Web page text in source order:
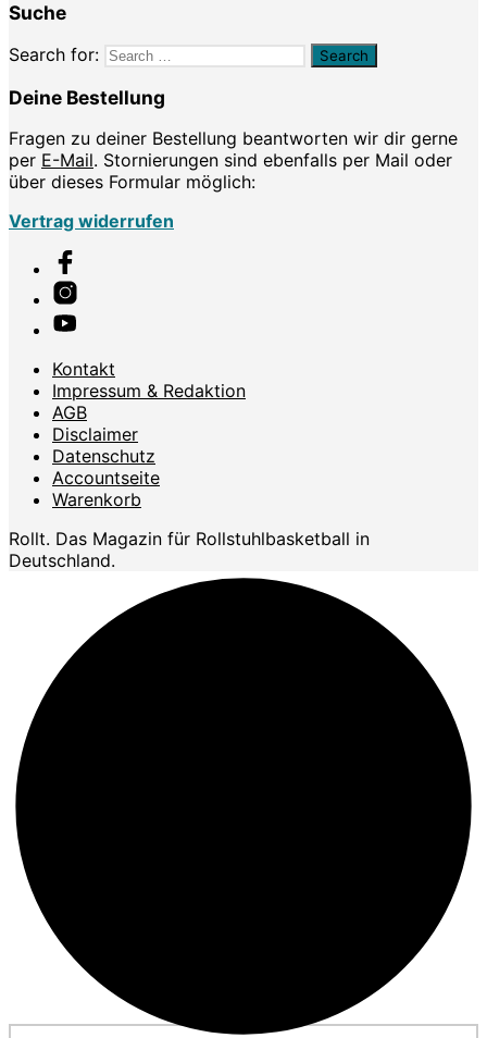
Suche
Search for:
Deine Bestellung
Fragen zu deiner Bestellung beantworten wir dir gerne
per E-Mail. Stornierungen sind ebenfalls per Mail oder
über dieses Formular möglich:
Vertrag widerrufen
Kontakt
Impressum & Redaktion
AGB
Disclaimer
Datenschutz
Accountseite
Warenkorb
Rollt. Das Magazin für Rollstuhlbasketball in
Deutschland.